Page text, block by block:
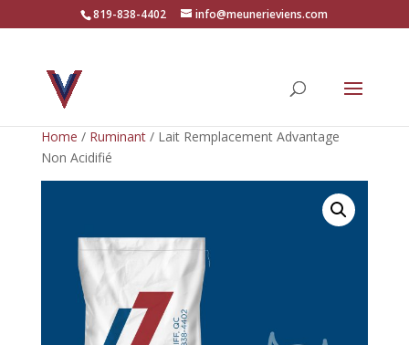
819-838-4402 info@meunerieviens.com
Home / Ruminant/ Lait Remplacement Advantage
Non Acidifié